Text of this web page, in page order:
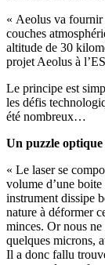
« Aeolus va fournir
couches
altitude de 30
projet Aeolus à
Le principe est
les défis
été nombreux…
Un puzzle optique
« Le laser se
volume d’une
instrument dissipe
nature à déformer
minces. Or nous
quelques microns,
Il a donc fallu